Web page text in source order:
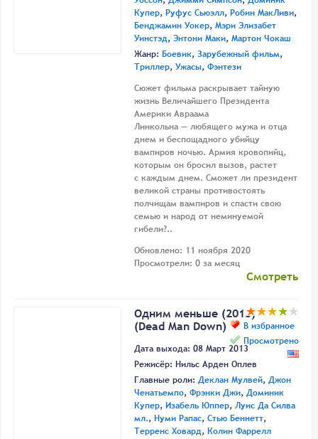
Купер, Руфус Сьюэлл, Робин МакЛиви,
Бенджамин Уокер, Мэри Элизабет
Уинстэд, Энтони Маки, Мартон Чокаш
Жанр: Боевик, Зарубежный фильм,
Триллер, Ужасы, Фэнтези
Сюжет фильма раскрывает тайную
жизнь Величайшего Президента
Америки Авраама
Линкольна — любящего мужа и отца
днем и беспощадного убийцу
вампиров ночью. Армия кровопийц,
которым он бросил вызов, растет
с каждым днем. Сможет ли президент
великой страны противостоять
полчищам вампиров и спасти свою
семью и народ от неминуемой
гибели?..
Обновлено: 11 ноября 2020
Просмотрели: 0 за месяц
Смотреть
В избранное
Просмотрено
Одним меньше (2013)
(Dead Man Down)
Дата выхода: 08 Март 2013
Режисёр: Нильс Арден Оплев
Главные роли: Деклан Мулвей, Джон
Ченатьемпо, Фрэнки Джи, Доминик
Купер, Изабель Юппер, Луис Да Силва
мл., Нуми Рапас, Стью Беннетт,
Терренс Ховард, Колин Фаррелл